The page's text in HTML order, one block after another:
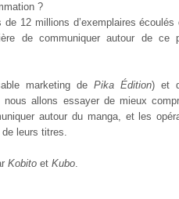
?
12 millions d’exemplaires
de communiquer autour de ce
marketing de Pika Édition) et
nous allons essayer de mieux
autour du manga, et les
leurs titres.
Kobito et Kubo.